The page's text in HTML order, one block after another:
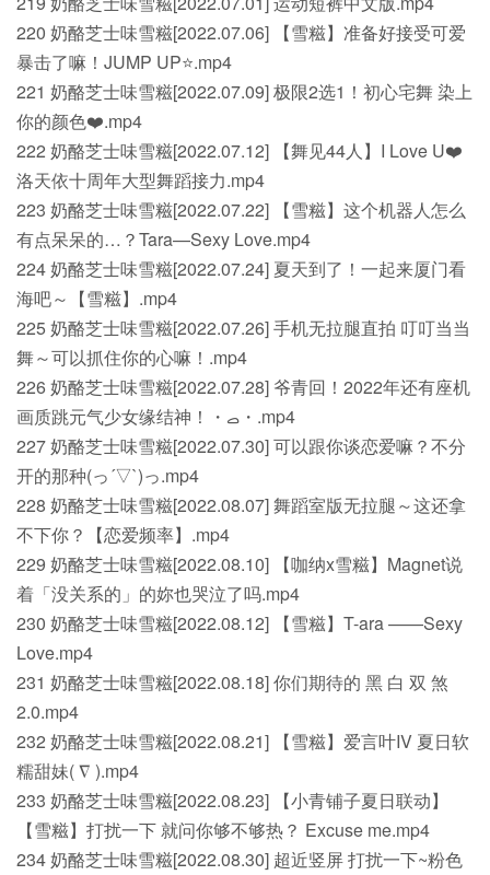
220 奶酪芝士味雪糍[2022.07.06] 【雪糍】准备好接受可爱
暴击了嘛！JUMP UP⭐️.mp4
221 奶酪芝士味雪糍[2022.07.09] 极限2选1！初心宅舞 染上
你的颜色❤️.mp4
222 奶酪芝士味雪糍[2022.07.12] 【舞见44人】I Love U❤️
洛天依十周年大型舞蹈接力.mp4
223 奶酪芝士味雪糍[2022.07.22] 【雪糍】这个机器人怎么
有点呆呆的…？Tara—Sexy Love.mp4
224 奶酪芝士味雪糍[2022.07.24] 夏天到了！一起来厦门看
海吧～【雪糍】.mp4
225 奶酪芝士味雪糍[2022.07.26] 手机无拉腿直拍 叮叮当当
舞～可以抓住你的心嘛！.mp4
226 奶酪芝士味雪糍[2022.07.28] 爷青回！2022年还有座机
画质跳元气少女缘结神！・ࡇ・.mp4
227 奶酪芝士味雪糍[2022.07.30] 可以跟你谈恋爱嘛？不分
开的那种(っ´▽`)っ.mp4
228 奶酪芝士味雪糍[2022.08.07] 舞蹈室版无拉腿～这还拿
不下你？【恋爱频率】.mp4
229 奶酪芝士味雪糍[2022.08.10] 【咖纳x雪糍】Magnet说
着「没关系的」的妳也哭泣了吗.mp4
230 奶酪芝士味雪糍[2022.08.12] 【雪糍】T-ara ——Sexy
Love.mp4
231 奶酪芝士味雪糍[2022.08.18] 你们期待的 黑 白 双 煞
2.0.mp4
232 奶酪芝士味雪糍[2022.08.21] 【雪糍】爱言叶IV 夏日软
糯甜妹( ∇ ).mp4
233 奶酪芝士味雪糍[2022.08.23] 【小青铺子夏日联动】
【雪糍】打扰一下 就问你够不够热？ Excuse me.mp4
234 奶酪芝士味雪糍[2022.08.30] 超近竖屏 打扰一下~粉色